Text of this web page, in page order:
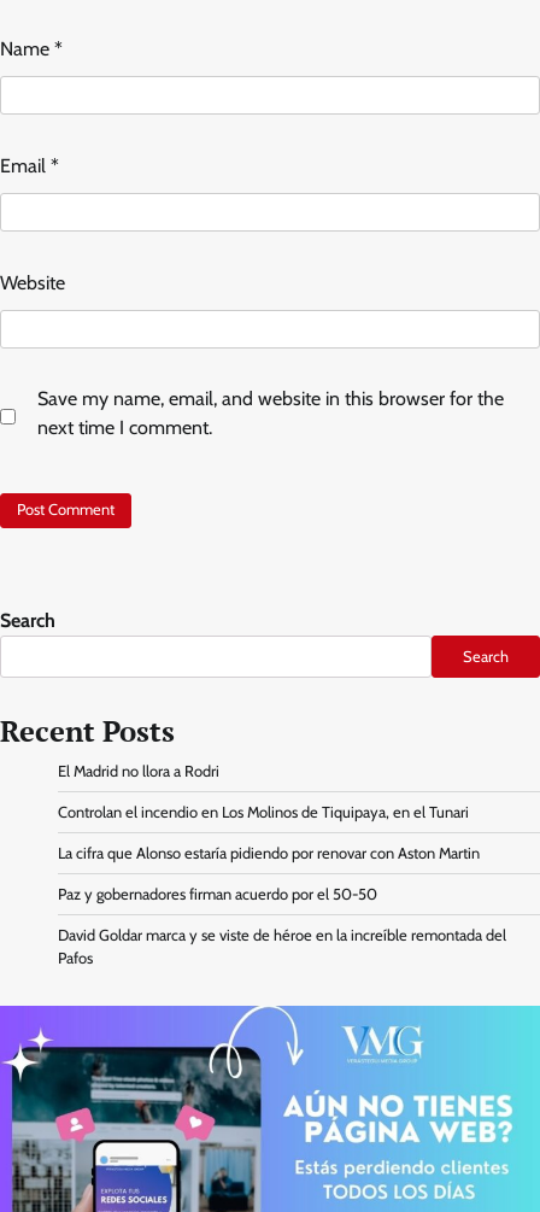
Name *
Email *
Website
Save my name, email, and website in this browser for the
next time I comment.
Search
Search
Recent Posts
El Madrid no llora a Rodri
Controlan el incendio en Los Molinos de Tiquipaya, en el Tunari
La cifra que Alonso estaría pidiendo por renovar con Aston Martin
Paz y gobernadores firman acuerdo por el 50-50
David Goldar marca y se viste de héroe en la increíble remontada del
Pafos